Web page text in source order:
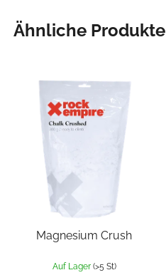
Ähnliche Produkte
Magnesium Crush
Auf Lager (>5 St)